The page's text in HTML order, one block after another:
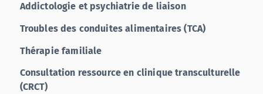
Addictologie et psychiatrie de liaison
Troubles des conduites alimentaires (TCA)
Thérapie familiale
Consultation ressource en clinique transculturelle
(CRCT)